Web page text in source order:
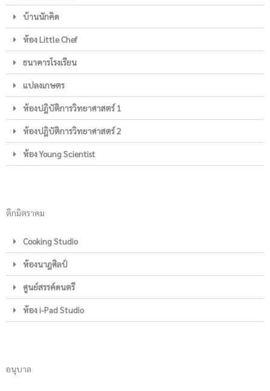
บ้านนักคิด
ห้อง Little Chef
ธนาคารโรงเรียน
แปลงเกษตร
ห้องปฎิบัติการวิทยาศาสตร์ 1
ห้องปฎิบัติการวิทยาศาสตร์ 2
ห้อง Young Scientist
ตึกมิตราคม
Cooking Studio
ห้องนาฎศิลป์
ศูนย์สรรค์ดนตรี
ห้อง i-Pad Studio
อนุบาล